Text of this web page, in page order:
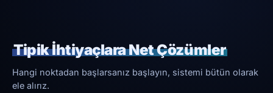
Tipik İhtiyaçlara Net Çözümler
Hangi noktadan başlarsanız başlayın, sistemi bütün olarak
ele alırız.